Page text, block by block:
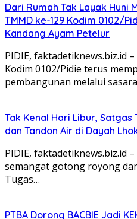
Dari Rumah Tak Layak Huni
TMMD ke-129 Kodim 0102/
Kandang Ayam Petelur
PIDIE, faktadetiknews.biz.id
Kodim 0102/Pidie terus
pembangunan melalui
Tak Kenal Hari Libur, Satgas
dan Tandon Air di Dayah
PIDIE, faktadetiknews.biz.id
semangat gotong royong
Tugas…
PTBA Dorong BACBIE Jadi